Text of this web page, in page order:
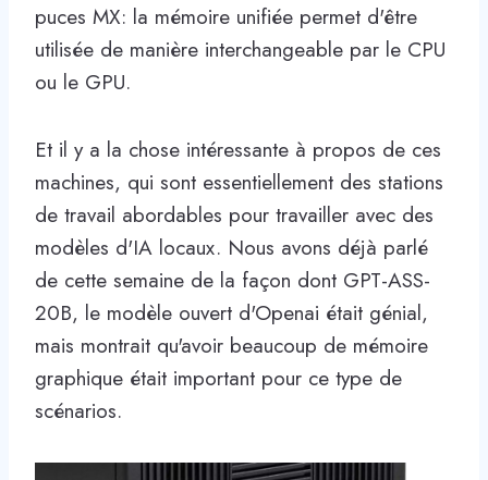
puces MX: la mémoire unifiée permet d'être
utilisée de manière interchangeable par le CPU
ou le GPU.
Et il y a la chose intéressante à propos de ces
machines, qui sont essentiellement des stations
de travail abordables pour travailler avec des
modèles d'IA locaux. Nous avons déjà parlé
de cette semaine de la façon dont GPT-ASS-
20B, le modèle ouvert d'Openai était génial,
mais montrait qu'avoir beaucoup de mémoire
graphique était important pour ce type de
scénarios.